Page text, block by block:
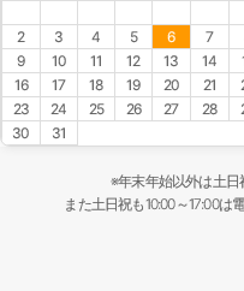
2
3 4 5 6 7
9
10 11 12 13 14
16
17 18 19 20 21
23
24 25 26 27 28
30
31
※年末年始以外は土日
また土日祝も10:00～17:00は